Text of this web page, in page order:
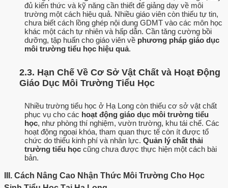
đủ kiến thức và kỹ năng cần thiết để giảng dạy về môi
trường một cách hiệu quả. Nhiều giáo viên còn thiếu tự tin,
chưa biết cách lồng ghép nội dung GDMT vào các môn học
khác một cách tự nhiên và hấp dẫn. Cần tăng cường bồi
dưỡng, tập huấn cho giáo viên về phương pháp giáo dục
môi trường tiểu học hiệu quả.
2.3. Hạn Chế Về Cơ Sở Vật Chất và Hoạt Động
Giáo Dục Môi Trường Tiểu Học
Nhiều trường tiểu học ở Hạ Long còn thiếu cơ sở vật chất
phục vụ cho các hoạt động giáo dục môi trường tiểu
học, như phòng thí nghiệm, vườn trường, khu tái chế. Các
hoạt động ngoại khóa, tham quan thực tế còn ít được tổ
chức do thiếu kinh phí và nhân lực. Quản lý chất thải
trường tiểu học cũng chưa được thực hiện một cách bài
bản.
III. Cách Nâng Cao Nhận Thức Môi Trường Cho Học